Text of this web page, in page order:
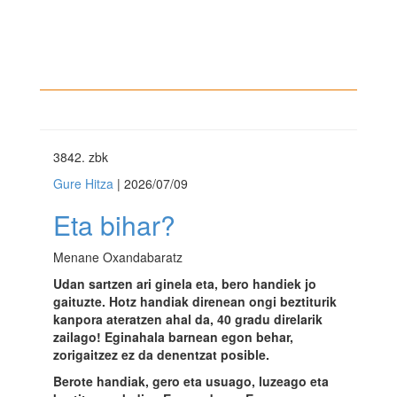
3842. zbk
Gure Hitza | 2026/07/09
Eta bihar?
Menane Oxandabaratz
Udan sartzen ari ginela eta, bero handiek jo
gaituzte. Hotz handiak direnean ongi beztiturik
kanpora ateratzen ahal da, 40 gradu direlarik
zailago! Eginahala barnean egon behar,
zorigaitzez ez da denentzat posible.
Berote handiak, gero eta usuago, luzeago eta